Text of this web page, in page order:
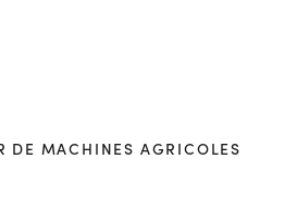
DE MACHINES AGRICOLES